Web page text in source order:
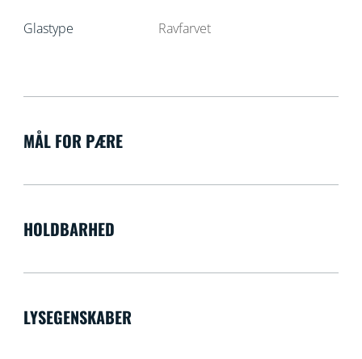
Glastype Ravfarvet
MÅL FOR PÆRE
HOLDBARHED
LYSEGENSKABER